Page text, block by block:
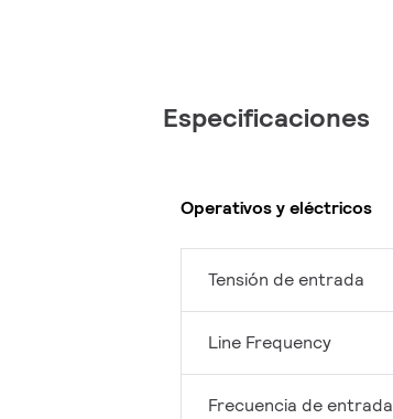
Especificaciones
Operativos y eléctricos
Tensión de entrada
Line Frequency
Frecuencia de entrada